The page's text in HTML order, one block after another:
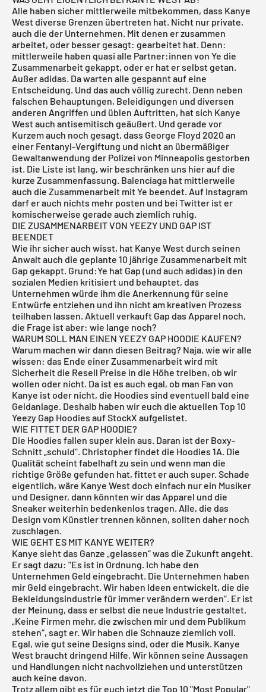
Alle haben sicher mittlerweile mitbekommen, dass Kanye
West diverse Grenzen übertreten hat. Nicht nur private,
auch die der Unternehmen. Mit denen er zusammen
arbeitet, oder besser gesagt: gearbeitet hat. Denn:
mittlerweile haben quasi alle Partner:innen von Ye die
Zusammenarbeit gekappt, oder er hat er selbst getan.
Außer adidas. Da warten alle gespannt auf eine
Entscheidung. Und das auch völlig zurecht. Denn neben
falschen Behauptungen, Beleidigungen und diversen
anderen Angriffen und üblen Auftritten, hat sich Kanye
West auch antisemitisch geäußert. Und gerade vor
Kurzem auch noch gesagt, dass George Floyd 2020 an
einer Fentanyl-Vergiftung und nicht an übermäßiger
Gewaltanwendung der Polizei von Minneapolis gestorben
ist. Die Liste ist lang, wir beschränken uns hier auf die
kurze Zusammenfassung. Balenciaga hat mittlerweile
auch die Zusammenarbeit mit Ye beendet. Auf Instagram
darf er auch nichts mehr posten und bei Twitter ist er
komischerweise gerade auch ziemlich ruhig.
DIE ZUSAMMENARBEIT VON YEEZY UND GAP IST
BEENDET
Wie ihr sicher auch wisst, hat Kanye West durch seinen
Anwalt auch die geplante 10 jährige Zusammenarbeit mit
Gap gekappt. Grund:Ye hat Gap (und auch adidas) in den
sozialen Medien kritisiert und behauptet, das
Unternehmen würde ihm die Anerkennung für seine
Entwürfe entziehen und ihn nicht am kreativen Prozess
teilhaben lassen. Aktuell verkauft Gap das Apparel noch,
die Frage ist aber: wie lange noch?
WARUM SOLL MAN EINEN YEEZY GAP HOODIE KAUFEN?
Warum machen wir dann diesen Beitrag? Naja, wie wir alle
wissen: das Ende einer Zusammenarbeit wird mit
Sicherheit die Resell Preise in die Höhe treiben, ob wir
wollen oder nicht. Da ist es auch egal, ob man Fan von
Kanye ist oder nicht, die Hoodies sind eventuell bald eine
Geldanlage. Deshalb haben wir euch die aktuellen Top 10
Yeezy Gap Hoodies auf StockX aufgelistet.
WIE FITTET DER GAP HOODIE?
Die Hoodies fallen super klein aus. Daran ist der Boxy-
Schnitt „schuld". Christopher findet die Hoodies 1A. Die
Qualität scheint fabelhaft zu sein und wenn man die
richtige Größe gefunden hat, fittet er auch super. Schade
eigentlich, wäre Kanye West doch einfach nur ein Musiker
und Designer, dann könnten wir das Apparel und die
Sneaker weiterhin bedenkenlos tragen. Alle, die das
Design vom Künstler trennen können, sollten daher noch
zuschlagen.
WIE GEHT ES MIT KANYE WEITER?
Kanye sieht das Ganze „gelassen“ was die Zukunft angeht.
Er sagt dazu: "Es ist in Ordnung. Ich habe den
Unternehmen Geld eingebracht. Die Unternehmen haben
mir Geld eingebracht. Wir haben Ideen entwickelt, die die
Bekleidungsindustrie für immer verändern werden“. Er ist
der Meinung, dass er selbst die neue Industrie gestaltet.
„Keine Firmen mehr, die zwischen mir und dem Publikum
stehen“, sagt er. Wir haben die Schnauze ziemlich voll.
Egal, wie gut seine Designs sind, oder die Musik. Kanye
West braucht dringend Hilfe. Wir können seine Aussagen
und Handlungen nicht nachvollziehen und unterstützen
auch keine davon.
Trotz allem gibt es für euch jetzt die Top 10 "Most Popular"